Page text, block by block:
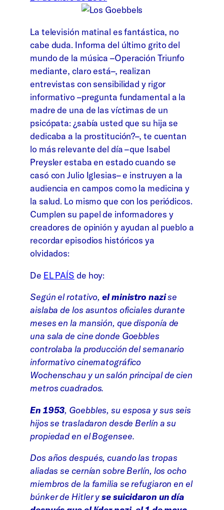
La televisión matinal es fantástica, no
cabe duda. Informa del último grito del
mundo de la música –Operación Triunfo
mediante, claro está–, realizan
entrevistas con sensibilidad y rigor
informativo –pregunta fundamental a la
madre de una de las víctimas de un
psicópata: ¿sabía usted que su hija se
dedicaba a la prostitución?–, te cuentan
lo más relevante del día –que Isabel
Preysler estaba en estado cuando se
casó con Julio Iglesias– e instruyen a la
audiencia en campos como la medicina y
la salud. Lo mismo que con los periódicos.
Cumplen su papel de informadores y
creadores de opinión y ayudan al pueblo a
recordar episodios históricos ya
olvidados:
De EL PAÍS de hoy:
Según el rotativo,el ministro nazise
aislaba de los asuntos oficiales durante
meses en la mansión, que disponía de
una sala de cine donde Goebbles
controlaba la producción del semanario
informativo cinematográfico
Wochenschau y un salón principal de cien
metros cuadrados.
En 1953, Goebbles, su esposa y sus seis
hijos se trasladaron desde Berlín a su
propiedad en el Bogensee.
Dos años después, cuando las tropas
aliadas se cernían sobre Berlín, los ocho
miembros de la familia se refugiaron en el
búnker de Hitler yse suicidaron un día